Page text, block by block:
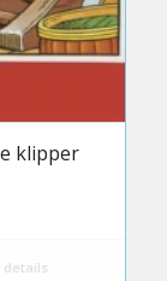
klipper
details